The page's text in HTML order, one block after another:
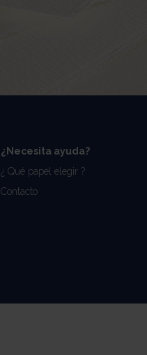
¿Necesita ayuda?
¿ Qué papel elegir ?
Contacto